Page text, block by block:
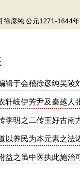
徐彦纯 公元1271-1644年